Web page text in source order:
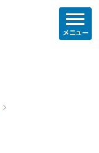
メニュー